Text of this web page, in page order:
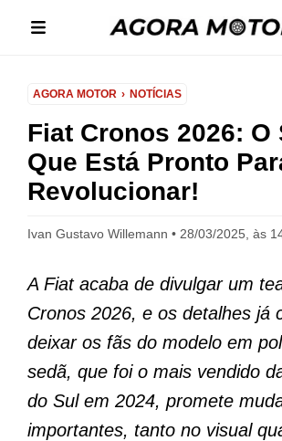
AGORA MOTOR NOTÍCIAS
Fiat Cronos 2026: O
Que Está Pronto
Revolucionar!
Ivan Gustavo Willemann 28/03/2025, às
A Fiat acaba de divulgar um
Cronos 2026, e os detalhes já
deixar os fãs do modelo em
sedã, que foi o mais vendido
do Sul em 2024, promete
importantes, tanto no visual